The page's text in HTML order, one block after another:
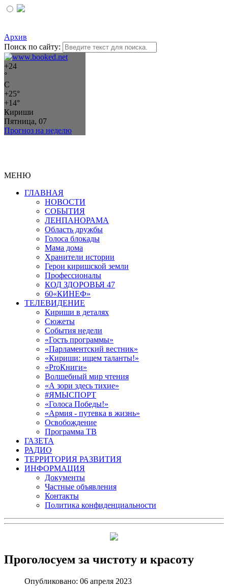
Архив
Поиск по сайту:
+24
°
C
+25°
+14°
Кириши
Пятница, 07
Прогноз на неделю
МЕНЮ
ГЛАВНАЯ
НОВОСТИ
СОБЫТИЯ
ЛЕНПАНОРАМА
Область дружбы
Голоса блокады
Мама дома
Хранители истории
Герои киришской земли
Профессионалы
КОД ЗДОРОВЬЯ 47
60«КИНЕФ»
ТЕЛЕВИДЕНИЕ
Кириши в деталях
Сюжеты
События недели
«Гость программы»
«Парламентский вестник»
«Кириши: ищем таланты!»
«ProКниги»
Волшебный мир чтения
«А зори здесь тихие»
#ЯМЫСПОРТ
«Голоса Победы!»
«Армия - путевка в жизнь»
Освобождение
Программа ТВ
ГАЗЕТА
РАДИО
ТЕРРИТОРИЯ РАЗВИТИЯ
ИНФОРМАЦИЯ
Документы
Частные объявления
Контакты
Политика конфиденциальности
Проголосуем за чистоту и красоту
Опубликовано: 06 апреля 2023